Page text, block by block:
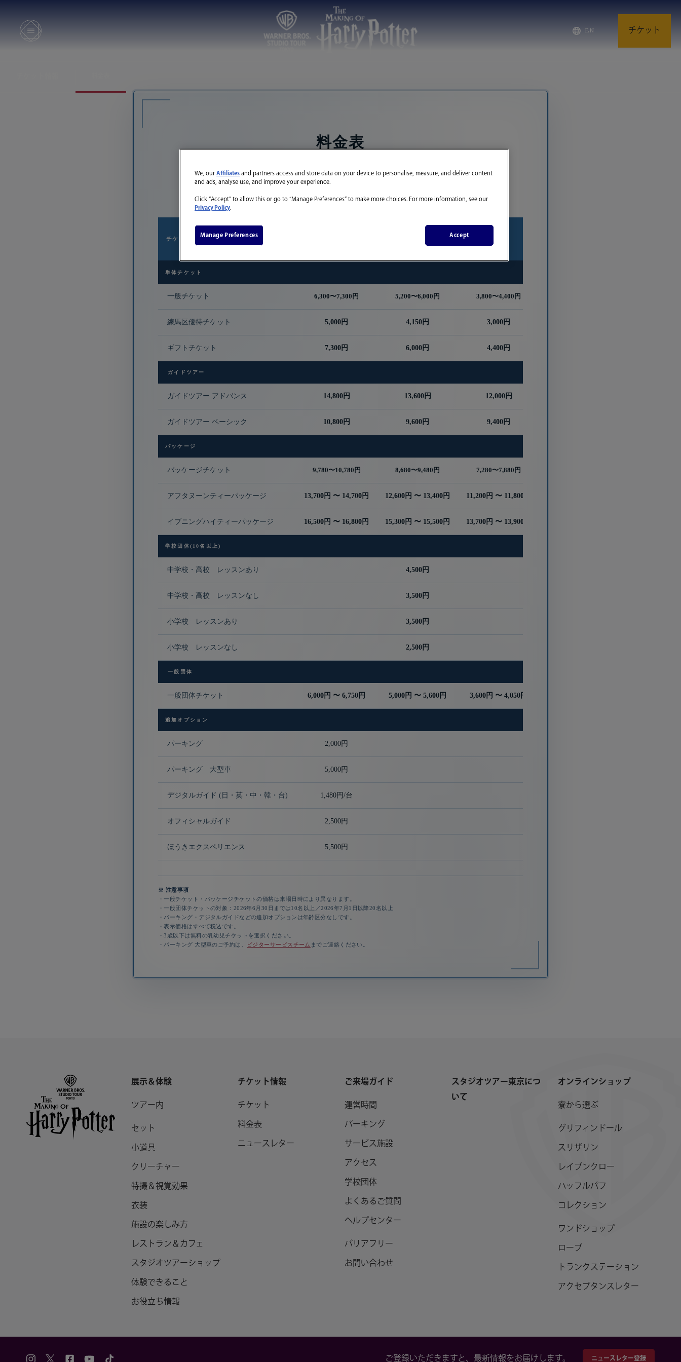
EN チケット
料金表
← モバイル版は横にスクロールできます →
チケット種別
(12〜17歳) (4〜11歳)
単体チケット
一般チケット 6,300〜7,300円 5,200〜6,000円 3,800〜4,400円
練馬区優待チケット 5,000円 4,150円 3,000円
ギフトチケット 7,300円 6,000円 4,400円
ガイドツアー
ガイドツアー アドバンス 14,800円 13,600円 12,000円
ガイドツアー ベーシック 10,800円 9,600円 9,400円
パッケージ
パッケージチケット 9,780〜10,780円 8,680〜9,480円 7,280〜7,880円
アフタヌーンティーパッケージ 13,700円 〜 14,700円 12,600円 〜 13,400円 11,200円 〜 11,800円
イブニングハイティーパッケージ 16,500円 〜 16,800円 15,300円 〜 15,500円 13,700円 〜 13,900円
学校団体(10名以上)
中学校・高校 レッスンあり 4,500円
中学校・高校 レッスンなし 3,500円
小学校 レッスンあり 3,500円
小学校 レッスンなし 2,500円
一般団体
一般団体チケット 6,000円 〜 6,750円 5,000円 〜 5,600円 3,600円 〜 4,050円
追加オプション
パーキング 2,000円
パーキング 大型車 5,000円
デジタルガイド (日・英・中・韓・台) 1,480円/台
オフィシャルガイド 2,500円
ほうきエクスペリエンス 5,500円
※ 注意事項
・一般チケット・パッケージチケットの価格は来場日時により異なります。
・一般団体チケットの対象：2026年6月30日までは10名以上／2026年7月1日以降20名以上
・パーキング・デジタルガイドなどの追加オプションは年齢区分なしです。
・表示価格はすべて税込です。
・3歳以下は無料の乳幼児チケットを選択ください。
・パーキング 大型車のご予約は、
ビジターサービスチーム までご連絡ください。
展示＆体験
ツアー内
セット
小道具
クリーチャー
特撮＆視覚効果
衣装
施設の楽しみ方
レストラン＆カフェ
スタジオツアーショップ
体験できること
お役立ち情報
チケット情報
チケット
料金表
ニュースレター
ご来場ガイド
運営時間
パーキング
サービス施設
アクセス
学校団体
よくあるご質問
ヘルプセンター
バリアフリー
お問い合わせ
スタジオツアー東京につ
いて
オンラインショップ
寮から選ぶ
グリフィンドール
スリザリン
レイブンクロー
ハッフルパフ
コレクション
ワンドショップ
ローブ
トランクステーション
アクセプタンスレター
ご登録いただきますと、最新情報をお届けします。 ニュースレター登録
We, ourAffiliatesand partners access and store data on your device to personalise, measure, and deliver content
and ads, analyse use, and improve your experience.
Click “Accept” to allow this or go to “Manage Preferences” to make more choices. For more information, see our
Privacy Policy.
Manage Preferences Accept